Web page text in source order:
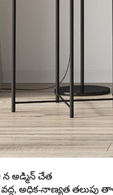
న అడ్మిన్ చేత
వద్ద, అధిక-నాణ్యత తలుపు